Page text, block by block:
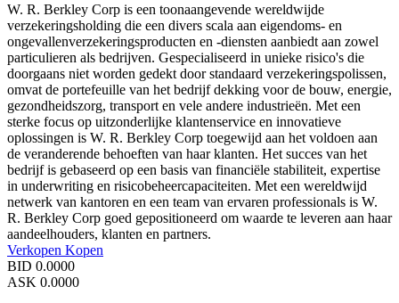
W. R. Berkley Corp is een toonaangevende wereldwijde
verzekeringsholding die een divers scala aan eigendoms- en
ongevallenverzekeringsproducten en -diensten aanbiedt aan zowel
particulieren als bedrijven. Gespecialiseerd in unieke risico's die
doorgaans niet worden gedekt door standaard verzekeringspolissen,
omvat de portefeuille van het bedrijf dekking voor de bouw, energie,
gezondheidszorg, transport en vele andere industrieën. Met een
sterke focus op uitzonderlijke klantenservice en innovatieve
oplossingen is W. R. Berkley Corp toegewijd aan het voldoen aan
de veranderende behoeften van haar klanten. Het succes van het
bedrijf is gebaseerd op een basis van financiële stabiliteit, expertise
in underwriting en risicobeheercapaciteiten. Met een wereldwijd
netwerk van kantoren en een team van ervaren professionals is W.
R. Berkley Corp goed gepositioneerd om waarde te leveren aan haar
aandeelhouders, klanten en partners.
Verkopen Kopen
BID 0.0000
ASK 0.0000